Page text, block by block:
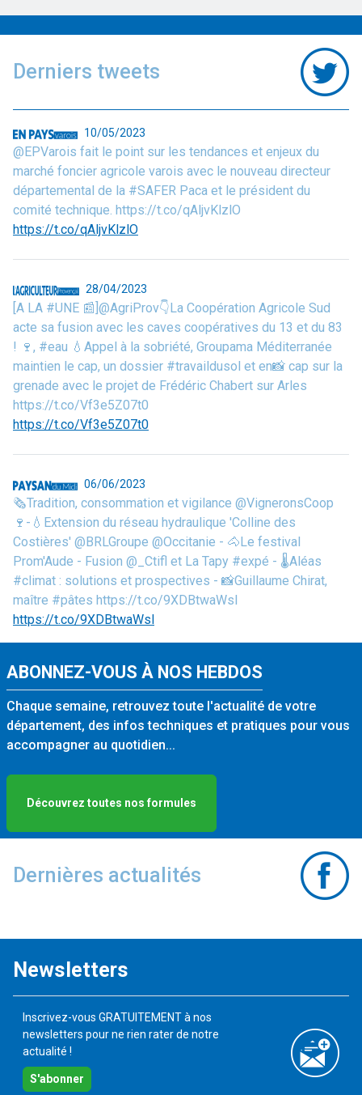
Derniers tweets
10/05/2023
@EPVarois fait le point sur les tendances et enjeux du
marché foncier agricole varois avec le nouveau directeur
départemental de la #SAFER Paca et le président du
comité technique. https://t.co/qAljvKlzlO
https://t.co/qAljvKlzlO
28/04/2023
[A LA #UNE 📰]@AgriProv👇La Coopération Agricole Sud
acte sa fusion avec les caves coopératives du 13 et du 83
! 🍷, #eau 💧Appel à la sobriété, Groupama Méditerranée
maintien le cap, un dossier #travaildusol et en📸 cap sur la
grenade avec le projet de Frédéric Chabert sur Arles
https://t.co/Vf3e5Z07t0
https://t.co/Vf3e5Z07t0
06/06/2023
🗞️Tradition, consommation et vigilance @VigneronsCoop
🍷-💧Extension du réseau hydraulique 'Colline des
Costières' @BRLGroupe @Occitanie - 🐴Le festival
Prom'Aude - Fusion @_Ctifl et La Tapy #expé - 🌡️Aléas
#climat : solutions et prospectives - 📸Guillaume Chirat,
maître #pâtes https://t.co/9XDBtwaWsl
https://t.co/9XDBtwaWsl
ABONNEZ-VOUS À NOS HEBDOS
Chaque semaine, retrouvez toute l'actualité de votre
département, des infos techniques et pratiques pour vous
accompagner au quotidien...
Découvrez toutes nos formules
Dernières actualités
Newsletters
Inscrivez-vous GRATUITEMENT à nos
newsletters pour ne rien rater de notre
actualité !
S'abonner